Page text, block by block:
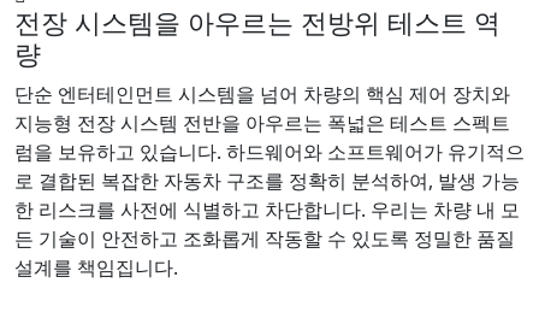
전장 시스템을 아우르는 전방위 테스트 역
량
단순 엔터테인먼트 시스템을 넘어 차량의 핵심 제어 장치와
지능형 전장 시스템 전반을 아우르는 폭넓은 테스트 스펙트
럼을 보유하고 있습니다. 하드웨어와 소프트웨어가 유기적으
로 결합된 복잡한 자동차 구조를 정확히 분석하여, 발생 가능
한 리스크를 사전에 식별하고 차단합니다. 우리는 차량 내 모
든 기술이 안전하고 조화롭게 작동할 수 있도록 정밀한 품질
설계를 책임집니다.